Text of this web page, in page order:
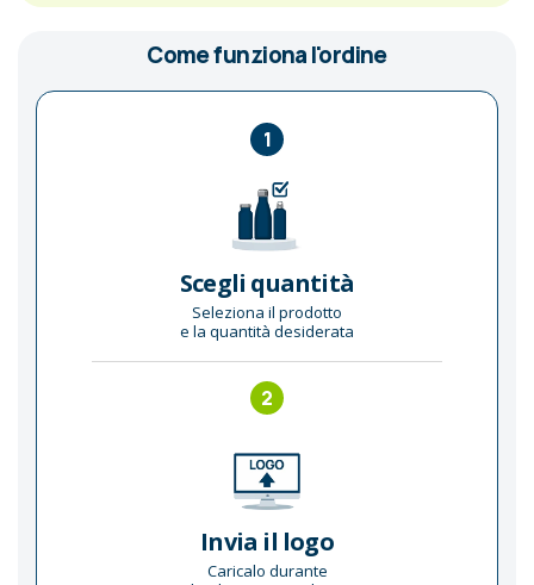
Come funziona l'ordine
1
Scegli quantità
Seleziona il prodotto
e la quantità desiderata
2
Invia il logo
Caricalo durante